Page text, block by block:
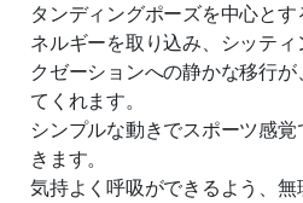
タンディングポーズを中心と
ネルギーを取り込み、シッテ
クゼーションへの静かな移行
てくれます。
シンプルな動きでスポーツ感
きます。
気持よく呼吸ができるよう、